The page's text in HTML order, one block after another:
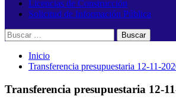
Licencias de Construcción
Solicitud de Información Pública
Buscar:
Inicio
Transferencia presupuestaria 12-11-
Transferencia presupuestaria 12-